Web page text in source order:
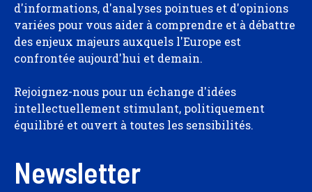
d'informations, d'analyses pointues et d'opinions
variées pour vous aider à comprendre et à débattre
des enjeux majeurs auxquels l'Europe est
confrontée aujourd'hui et demain.
Rejoignez-nous pour un échange d'idées
intellectuellement stimulant, politiquement
équilibré et ouvert à toutes les sensibilités.
Newsletter